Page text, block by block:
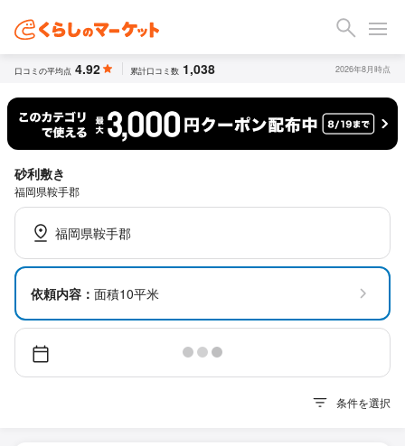
口コミの平均点 4.92 累計口コミ数 1,038 2026年8月時点
砂利敷き
福岡県鞍手郡
福岡県鞍手郡
依頼内容： 面積10平米
条件を選択